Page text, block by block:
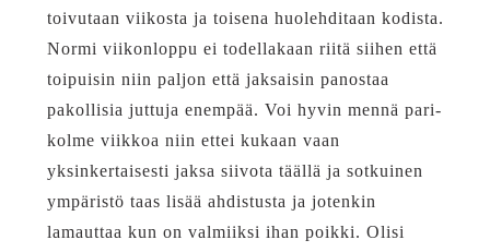
toivutaan viikosta ja toisena huolehditaan kodista.
Normi viikonloppu ei todellakaan riitä siihen että
toipuisin niin paljon että jaksaisin panostaa
pakollisia juttuja enempää. Voi hyvin mennä pari-
kolme viikkoa niin ettei kukaan vaan
yksinkertaisesti jaksa siivota täällä ja sotkuinen
ympäristö taas lisää ahdistusta ja jotenkin
lamauttaa kun on valmiiksi ihan poikki. Olisi